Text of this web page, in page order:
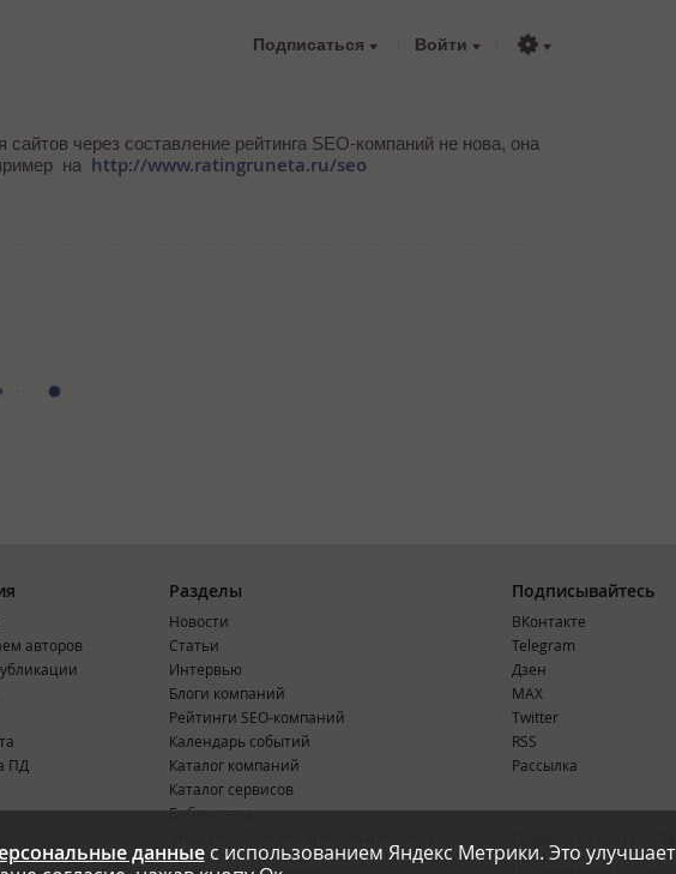
Подписаться Войти
через составление рейтинга SEO-компаний не нова, она
на http://www.ratingruneta.ru/seo
данныес использованием Яндекс Метрики. Это улучшает
авторов
ПД
Разделы
Новости
Статьи
Интервью
Блоги компаний
Рейтинги SEO-компаний
Календарь событий
Каталог компаний
Каталог сервисов
Библиотека
Подписывайтесь
ВКонтакте
Telegram
Дзен
MAX
Тwitter
RSS
Рассылка